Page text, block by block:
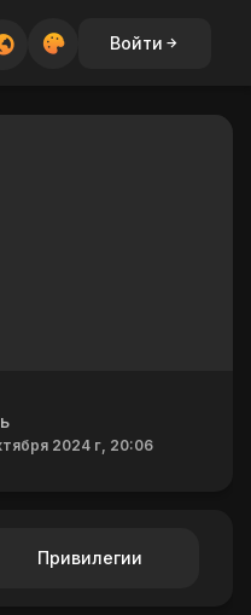
Войти
2024 г, 20:06
Привилегии